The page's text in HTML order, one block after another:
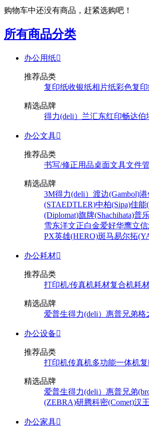
购物车中还没有商品，赶紧选购吧！
所有商品分类
办公用纸
推荐品类
复印纸收银纸相片纸彩色复
精选品牌
得力(deli） 兰汇东红印畅达伯
办公文具
推荐品类
书写/修正用品桌面文具文件
精选品牌
3M得力(deli） 渡边(Gambol)港
(STAEDTLER)中柏(Sipa)佳能
(Diplomat)旗牌(Shachihata)普
雪东洋文正白金爱好华鹰立信
PX英雄(HERO)斑马易尔拓
办公耗材
推荐品类
打印机/传真机耗材复合机耗
精选品牌
爱普生得力(deli） 惠普兄弟格
办公设备
推荐品类
打印机传真机多功能一体机
精选品牌
爱普生得力(deli） 惠普兄弟
(ZEBRA)研腾科密(Comet)汉
办公家具